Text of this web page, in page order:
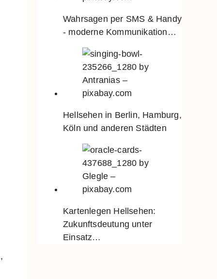
Wahrsagen per SMS & Handy
- moderne Kommunikation…
Hellsehen in Berlin, Hamburg,
Köln und anderen Städten
Kartenlegen Hellsehen:
Zukunftsdeutung unter
Einsatz…